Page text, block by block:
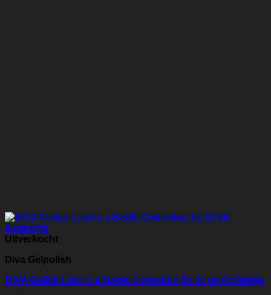
Uitverkocht
Diva Gelpolish
DIVA Gellak Lust in a Bottle Collection 5x 10 ml Actieprijs